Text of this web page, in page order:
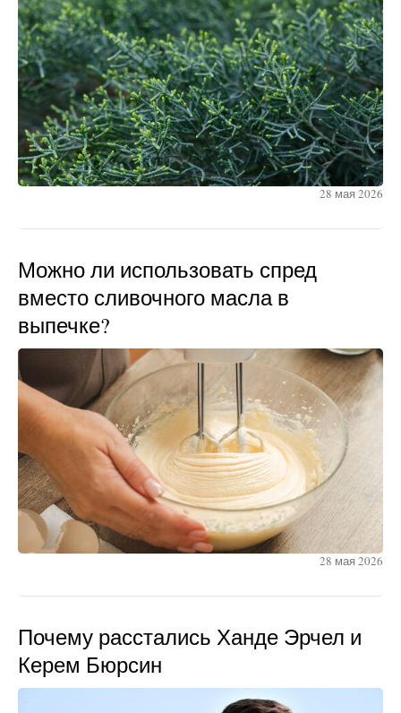
28 мая 2026
Можно ли использовать спред
вместо сливочного масла в
выпечке?
28 мая 2026
Почему расстались Ханде Эрчел и
Керем Бюрсин